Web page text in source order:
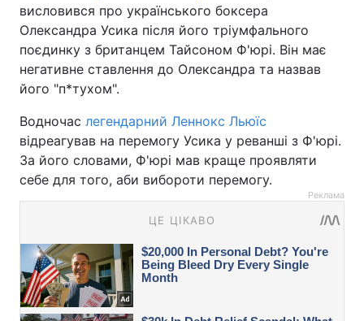
висловився про українського боксера
Олександра Усика після його тріумфального
поєдинку з британцем Тайсоном Ф'юрі. Він має
негативне ставлення до Олександра та назвав
його "п*тухом".
Водночас легендарний Леннокс Льюїс
відреагував на перемогу Усика у реванші з Ф'юрі.
За його словами, Ф'юрі мав краще проявляти
себе для того, аби вибороти перемогу.
Реклама